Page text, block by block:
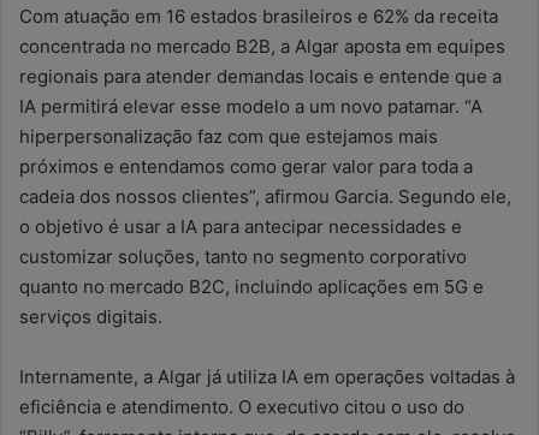
Com atuação em 16 estados brasileiros e 62% da receita
concentrada no mercado B2B, a Algar aposta em equipes
regionais para atender demandas locais e entende que a
IA permitirá elevar esse modelo a um novo patamar. “A
hiperpersonalização faz com que estejamos mais
próximos e entendamos como gerar valor para toda a
cadeia dos nossos clientes”, afirmou Garcia. Segundo ele,
o objetivo é usar a IA para antecipar necessidades e
customizar soluções, tanto no segmento corporativo
quanto no mercado B2C, incluindo aplicações em 5G e
serviços digitais.
Internamente, a Algar já utiliza IA em operações voltadas à
eficiência e atendimento. O executivo citou o uso do